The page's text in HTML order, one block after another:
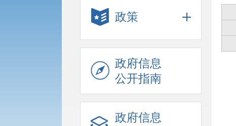
政策
政府信息
公开指南
政府信息